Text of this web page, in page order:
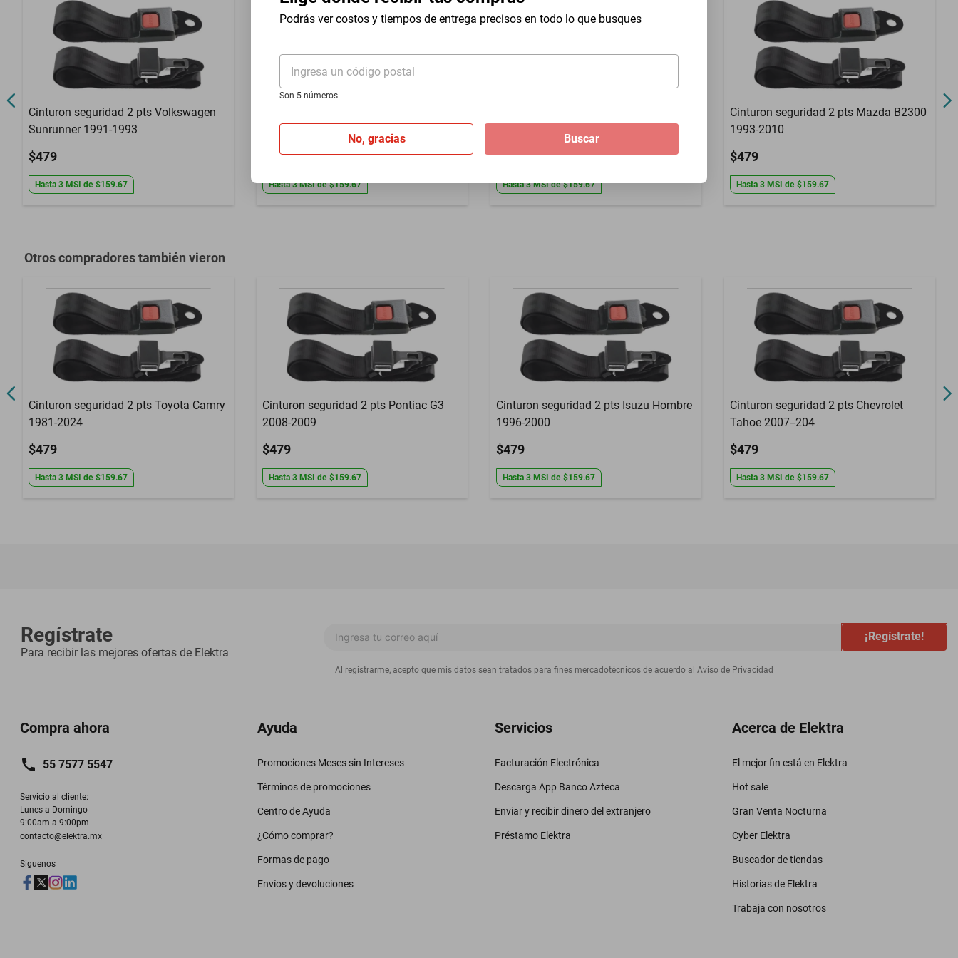
Podrás ver costos y tiempos de entrega precisos en todo lo que busques
Ingresa un código postal
Son 5 números.
No, gracias Buscar
1973 a 1993
Compatibilidad
Garantía con Proveedor 3 Meses de garantia por daño de fabrica
Cinturon seguridad 2 pts Volkswagen
Sunrunner 1991-1993
$479
Hasta 3 MSI de $159.67
Eos 2010-2024
$479
Hasta3MSIde $159.67
$479
Hasta3MSIde $159.67
Cinturon seguridad 2 pts Mazda B2300
1993-2010
$479
Hasta 3 MSI de $159.67
Otros compradores también vieron
Cinturon seguridad 2 pts Toyota Camry
1981-2024
$479
Hasta 3 MSI de $159.67
Cinturon seguridad 2 pts Pontiac G3
2008-2009
$479
Hasta 3 MSI de $159.67
Cinturon seguridad 2 pts Isuzu Hombre
1996-2000
$479
Hasta 3 MSI de $159.67
Cinturon seguridad 2 pts Chevrolet
Tahoe 2007--204
$479
Hasta 3 MSI de $159.67
Regístrate
Para recibir las mejores ofertas de Elektra
¡Regístrate!
Al registrarme, acepto que mis datos sean tratados para fines mercadotécnicos de acuerdo al Aviso de Privacidad
Compra ahora
55 7577 5547
Servicio al cliente:
Lunes a Domingo
9:00am a 9:00pm
contacto@elektra.mx
Siguenos
Ayuda
Promociones Meses sin Intereses
Términos de promociones
Centro de Ayuda
¿Cómo comprar?
Formas de pago
Envíos y devoluciones
Servicios
Facturación Electrónica
Descarga App Banco Azteca
Enviar y recibir dinero del extranjero
Préstamo Elektra
Acerca de Elektra
El mejor fin está en Elektra
Hot sale
Gran Venta Nocturna
Cyber Elektra
Buscador de tiendas
Historias de Elektra
Trabaja con nosotros